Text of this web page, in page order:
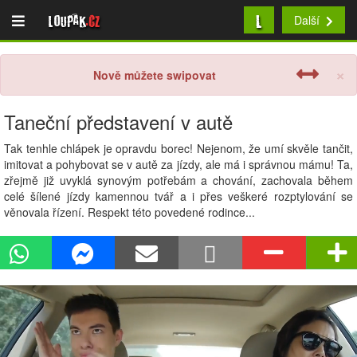
Loupak.cz L Další
×
Nově můžete swipovat
Taneční představení v autě
Tak tenhle chlápek je opravdu borec! Nejenom, že umí skvěle tančit,
imitovat a pohybovat se v autě za jízdy, ale má i správnou mámu! Ta,
zřejmě již uvyklá synovým potřebám a chování, zachovala během
celé šílené jízdy kamennou tvář a i přes veškeré rozptylování se
věnovala řízení. Respekt této povedené rodince...